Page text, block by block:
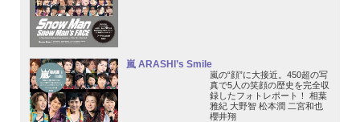
嵐 ARASHI’s Smile
嵐の“顔”に大接近。450超の写
真で5人の笑顔の歴史を完全収
録したフォトレポート！ 相葉
雅紀 大野智 松本潤 二宮和也
櫻井翔